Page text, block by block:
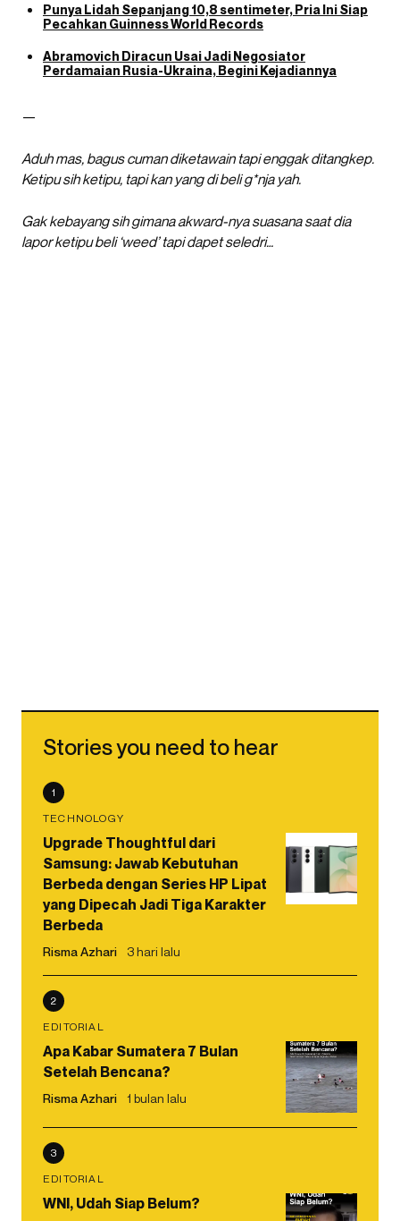
Punya Lidah Sepanjang 10,8 sentimeter, Pria Ini Siap
Pecahkan Guinness World Records
Abramovich Diracun Usai Jadi Negosiator
Perdamaian Rusia-Ukraina, Begini Kejadiannya
—
Aduh mas, bagus cuman diketawain tapi enggak ditangkep.
Ketipu sih ketipu, tapi kan yang di beli g*nja yah.
Gak kebayang sih gimana akward-nya suasana saat dia
lapor ketipu beli ‘weed’ tapi dapet seledri…
Stories you need to hear
1
TECHNOLOGY
Upgrade Thoughtful dari
Samsung: Jawab Kebutuhan
Berbeda dengan Series HP Lipat
yang Dipecah Jadi Tiga Karakter
Berbeda
Risma Azhari 3 hari lalu
2
EDITORIAL
Apa Kabar Sumatera 7 Bulan
Setelah Bencana?
Risma Azhari 1 bulan lalu
3
EDITORIAL
WNI, Udah Siap Belum?